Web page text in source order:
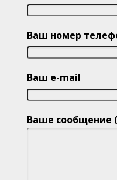
Ваш номер
Ваш e-mail
Ваше сообщение